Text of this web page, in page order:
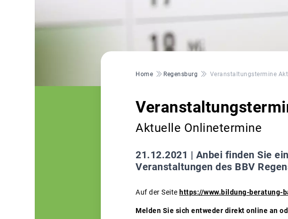
Pfadnavigation
Home Regensburg Veranstaltungstermine
Aktuelle Onlinetermine
21.12.2021 | Anbei finden Sie
Veranstaltungen des BBV
Auf der Seite https://www.bildung-beratung-
Melden Sie sich entweder direkt online an